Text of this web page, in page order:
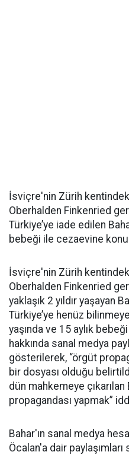
İsviçre'nin Zürih
Oberhalden Finkenried
Türkiye’ye iade edilen
bebeği ile cezaevine
İsviçre'nin Zürih
Oberhalden Finkenried
yaklaşık 2 yıldır yaşayan
Türkiye’ye henüz
yaşında ve 15 aylık
hakkında sanal medya
gösterilerek, “örgüt
bir dosyası olduğu
dün mahkemeye çıkarılan
propagandası yapmak”
Bahar'ın sanal medya
Öcalan'a dair